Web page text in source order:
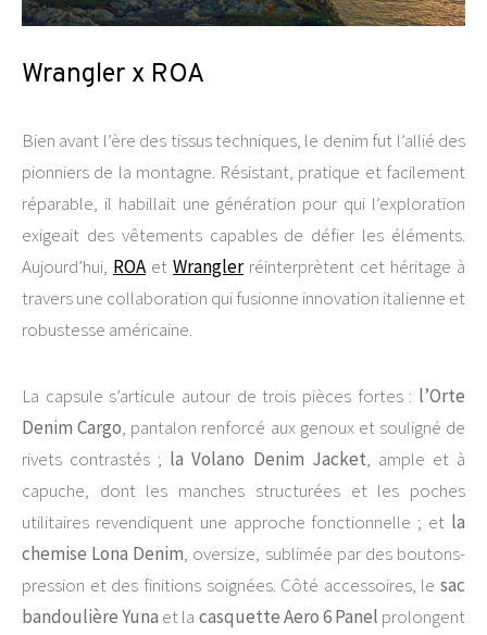
Wrangler x ROA
Bien avant l’ère des tissus techniques, le denim fut l’allié des
pionniers de la montagne. Résistant, pratique et facilement
réparable, il habillait une génération pour qui l’exploration
exigeait des vêtements capables de défier les éléments.
Aujourd’hui, ROA et Wranglerréinterprètent cet héritage à
travers une collaboration qui fusionne innovation italienne et
robustesse américaine.
La capsule s’articule autour de trois pièces fortes : l’Orte
Denim Cargo, pantalon renforcé aux genoux et souligné de
rivets contrastés ; la Volano Denim Jacket, ample et à
capuche, dont les manches structurées et les poches
utilitaires revendiquent une approche fonctionnelle ; et la
chemise Lona Denim, oversize, sublimée par des boutons-
pression et des finitions soignées. Côté accessoires, le sac
bandoulière Yuna et la casquette Aero 6 Panel prolongent